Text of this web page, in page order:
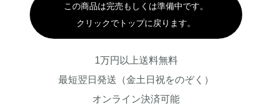
この商品は完売もしくは準備中です。
クリックでトップに戻ります。
1万円以上送料無料
最短翌日発送（金土日祝をのぞく）
オンライン決済可能